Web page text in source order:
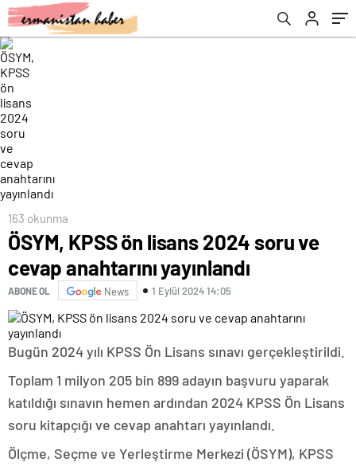
163 okunma
ÖSYM, KPSS ön lisans 2024 soru ve
cevap anahtarını yayınlandı
ABONE OL News 1 Eylül 2024 14:05
Bugün 2024 yılı KPSS Ön Lisans sınavı gerçekleştirildi.
Toplam 1 milyon 205 bin 899 adayın başvuru yaparak
katıldığı sınavın hemen ardından 2024 KPSS Ön Lisans
soru kitapçığı ve cevap anahtarı yayınlandı.
Ölçme, Seçme ve Yerleştirme Merkezi (ÖSYM), KPSS